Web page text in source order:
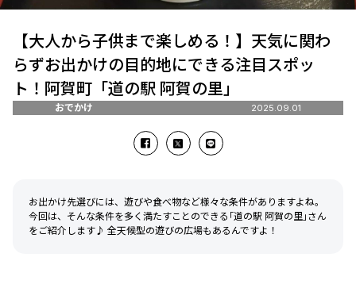
【大人から子供まで楽しめる！】天気に関わ
らずお出かけの目的地にできる注目スポッ
ト！阿賀町「道の駅 阿賀の里｣
おでかけ 2025.09.01
お出かけ先選びには、遊びや食べ物など様々な条件がありますよね。
今回は、そんな条件を多く満たすことのできる｢道の駅 阿賀の里｣さん
をご紹介します♪ 全天候型の遊びの広場もあるんですよ！